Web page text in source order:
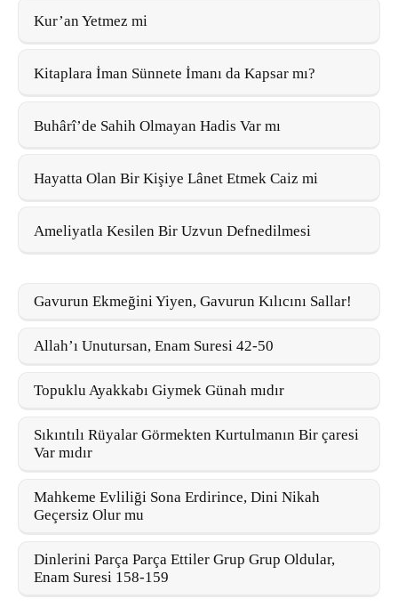
Kur’an Yetmez mi
Kitaplara İman Sünnete İmanı da Kapsar mı?
Buhârî’de Sahih Olmayan Hadis Var mı
Hayatta Olan Bir Kişiye Lânet Etmek Caiz mi
Ameliyatla Kesilen Bir Uzvun Defnedilmesi
Gavurun Ekmeğini Yiyen, Gavurun Kılıcını Sallar!
Allah’ı Unutursan, Enam Suresi 42-50
Topuklu Ayakkabı Giymek Günah mıdır
Sıkıntılı Rüyalar Görmekten Kurtulmanın Bir çaresi
Var mıdır
Mahkeme Evliliği Sona Erdirince, Dini Nikah
Geçersiz Olur mu
Dinlerini Parça Parça Ettiler Grup Grup Oldular,
Enam Suresi 158-159